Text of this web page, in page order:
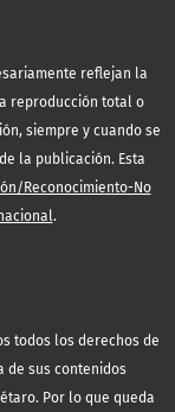
reflejan la
reproducción total o
siempre y cuando se
la publicación. Esta
Reconocimiento-No
.
todos los derechos de
de sus contenidos
Por lo que queda